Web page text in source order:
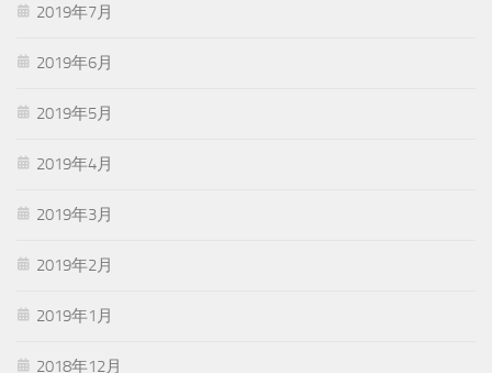
2019年7月
2019年6月
2019年5月
2019年4月
2019年3月
2019年2月
2019年1月
2018年12月